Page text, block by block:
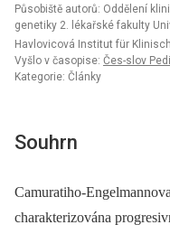
Působiště autorů: Oddělení
genetiky 2. lékařské fakulty
Havlovicová Institut für
Vyšlo v časopise: Čes-slov
Kategorie: Články
Souhrn
Camuratiho-
charakterizována